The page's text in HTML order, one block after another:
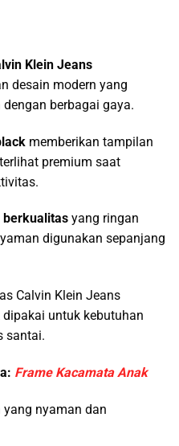
Klein Jeans
desain modern yang
berbagai gaya.
memberikan tampilan
premium saat
yang ringan
digunakan sepanjang
Calvin Klein Jeans
untuk kebutuhan
santai.
Frame Kacamata Anak
nyaman dan